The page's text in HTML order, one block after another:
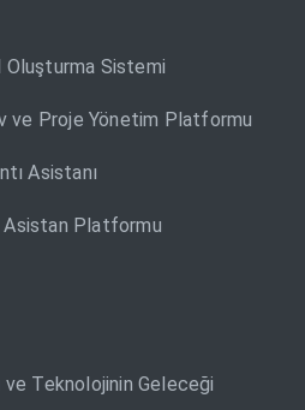
Oluşturma Sistemi
ve Proje Yönetim Platformu
Asistanı
Asistan Platformu
Teknolojinin Geleceği